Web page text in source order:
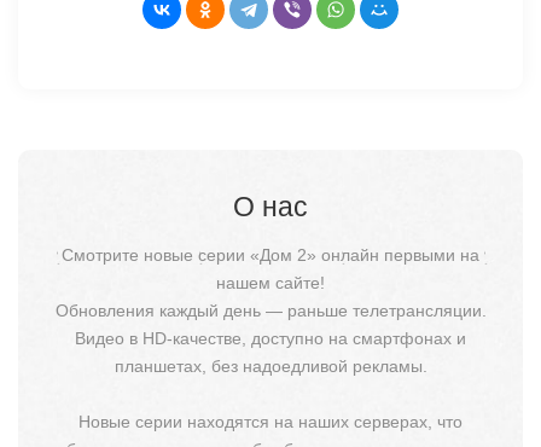
О нас
Смотрите новые серии «Дом 2» онлайн первыми на
нашем сайте!
Обновления каждый день — раньше телетрансляции.
Видео в HD-качестве, доступно на смартфонах и
планшетах, без надоедливой рекламы.
Новые серии находятся на наших серверах, что